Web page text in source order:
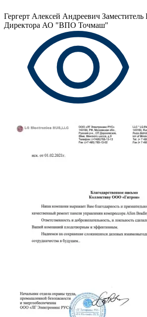
Гергерт Алексей Андреевич Заместитель
Директора АО "ВПО Точмаш"